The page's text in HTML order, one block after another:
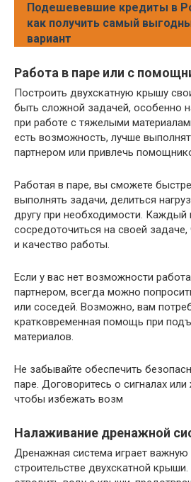
Подешевевшие кредиты в
как получить самый
вариант
Работа в паре или с
Построить двухскатную крышу
быть сложной задачей, особенно
при работе с тяжелыми
есть возможность, лучше
партнером или привлечь
Работая в паре, вы сможете
выполнять задачи, делиться
другу при необходимости. Каждый
сосредоточиться на своей
и качество работы.
Если у вас нет возможности
партнером, всегда можно
или соседей. Возможно, вам
кратковременная помощь при
материалов.
Не забывайте обеспечить
паре. Договоритесь о сигналах
чтобы избежать возм
Налаживание дренажной
Дренажная система играет важную
строительстве двухскатной